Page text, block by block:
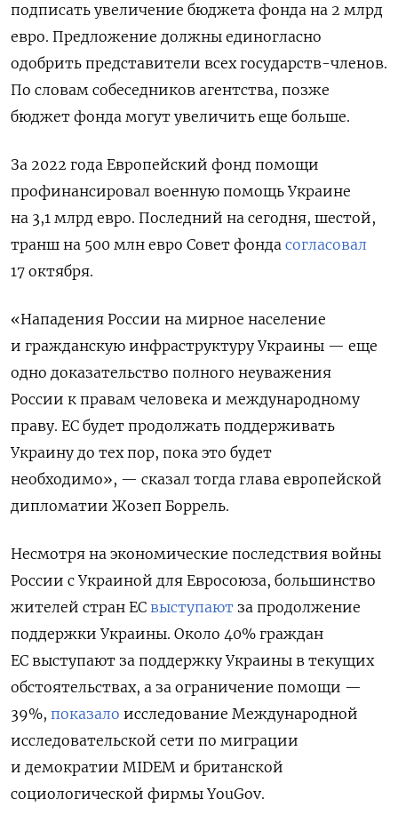
подписать увеличение бюджета фонда на 2 млрд
евро. Предложение должны единогласно
одобрить представители всех государств-членов.
По словам собеседников агентства, позже
бюджет фонда могут увеличить еще больше.
За 2022 года Европейский фонд помощи
профинансировал военную помощь Украине
на 3,1 млрд евро. Последний на сегодня, шестой,
транш на 500 млн евро Совет фонда согласовал
17 октября.
«Нападения России на мирное население
и гражданскую инфраструктуру Украины — еще
одно доказательство полного неуважения
России к правам человека и международному
праву. ЕС будет продолжать поддерживать
Украину до тех пор, пока это будет
необходимо», — сказал тогда глава европейской
дипломатии Жозеп Боррель.
Несмотря на экономические последствия войны
России с Украиной для Евросоюза, большинство
жителей стран ЕС выступают за продолжение
поддержки Украины. Около 40% граждан
ЕС выступают за поддержку Украины в текущих
обстоятельствах, а за ограничение помощи —
39%, показало исследование Международной
исследовательской сети по миграции
и демократии MIDEM и британской
социологической фирмы YouGov.